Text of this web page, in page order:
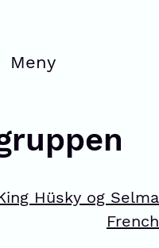
Hüsky og Selma
French